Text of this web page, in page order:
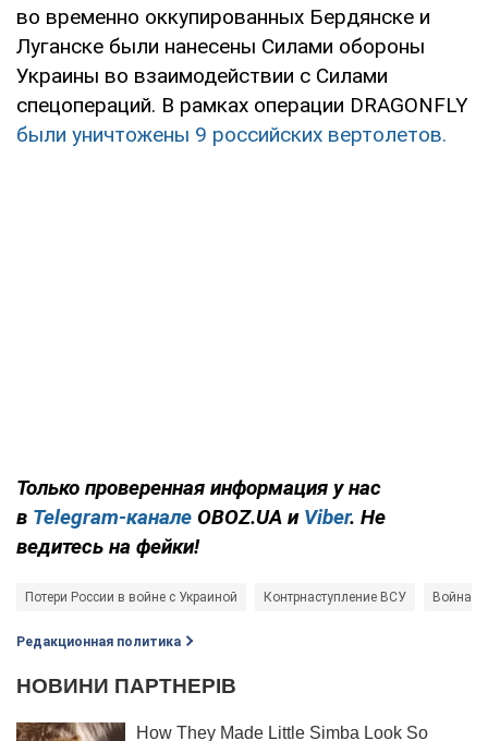
во временно оккупированных Бердянске и
Луганске были нанесены Силами обороны
Украины во взаимодействии с Силами
спецопераций. В рамках операции DRAGONFLY
были уничтожены 9 российских вертолетов.
Только проверенная информация у нас
в Telegram-канале OBOZ.UA и Viber. Не
ведитесь на фейки!
Потери России в войне с Украиной Контрнаступление ВСУ Война в
Редакционная политика